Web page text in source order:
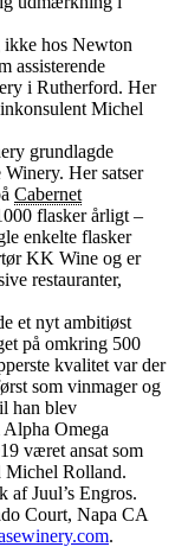
ikke hos Newton
assisterende
i Rutherford. Her
Michel
grundlagde
Her satser
Cabernet
flasker årligt –
enkelte flasker
KK Wine og er
restauranter,
et nyt ambitiøst
på omkring 500
kvalitet var der
som vinmager og
han blev
Omega
været ansat som
Michel Rolland.
af Juul’s Engros.
Court, Napa CA
.